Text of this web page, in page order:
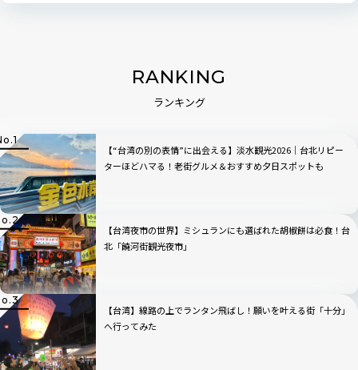
RANKING
ランキング
【“台湾の別の表情”に出会える】淡水観光2026｜台北リピー
ターほどハマる！老街グルメ＆おすすめ夕日スポットも
【台湾夜市の世界】ミシュランにも選ばれた胡椒餅は必食！台
北「饒河街観光夜市」
【台湾】線路の上でランタン飛ばし！願いを叶える街「十分」
へ行ってみた